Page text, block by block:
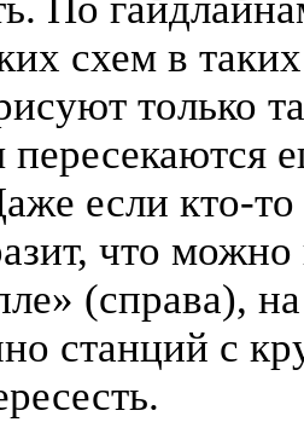
схем в
только
пересекаются
если кто-то
что можно
(справа), на
станций с